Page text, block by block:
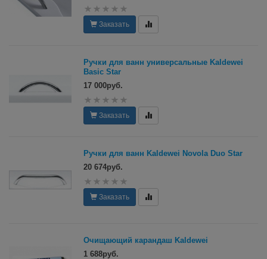
Заказать
Ручки для ванн универсальные Kaldewei
Basic Star
17 000руб.
Заказать
Ручки для ванн Kaldewei Novola Duo Star
20 674руб.
Заказать
Очищающий карандаш Kaldewei
1 688руб.